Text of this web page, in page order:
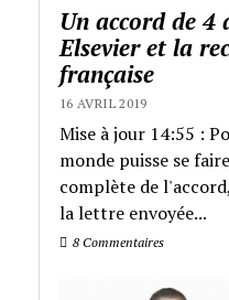
Un accord de 4
Elsevier et la
française
16 AVRIL 2019
Mise à jour 14:55 :
monde puisse se
complète de
la lettre envoyée...
8 Commentaires